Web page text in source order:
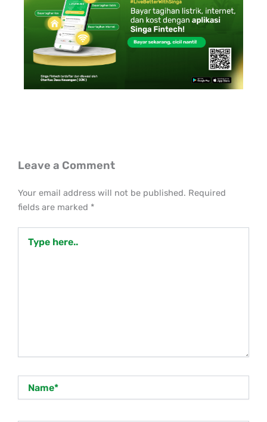
Leave a Comment
Your email address will not be published. Required
fields are marked *
here..